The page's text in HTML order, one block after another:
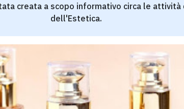
creata a scopo informativo circa le attività
dell'Estetica.